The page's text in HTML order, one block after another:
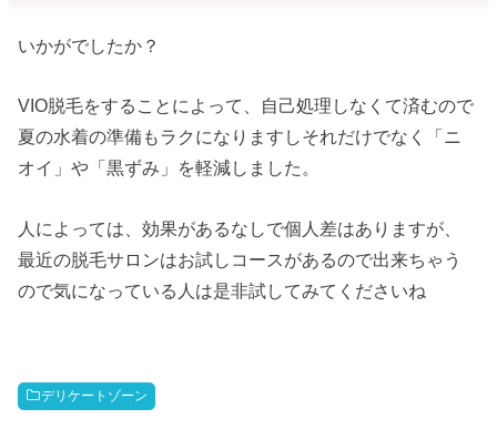
いかがでしたか？
VIO脱毛をすることによって、自己処理しなくて済むので
夏の水着の準備もラクになりますしそれだけでなく「ニ
オイ」や「黒ずみ」を軽減しました。
人によっては、効果があるなしで個人差はありますが、
最近の脱毛サロンはお試しコースがあるので出来ちゃう
ので気になっている人は是非試してみてくださいね
デリケートゾーン